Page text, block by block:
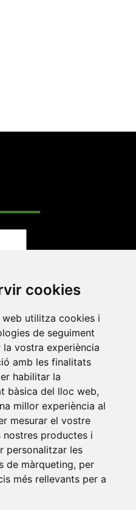
cookies
utilitza cookies i
de seguiment
la vostra experiència
amb les finalitats
habilitar la
bàsica del lloc web,
millor experiència al
mesurar el vostre
nostres productes i
personalitzar les
de màrqueting, per
més rellevants per a
com a
vostres dades amb la
subscripció i
i activitats que
Podeu exercir els
supressió,
al tractament
Podeu
addicional i
de dades.
consentiu que
per a enviar-vos
i activitats que